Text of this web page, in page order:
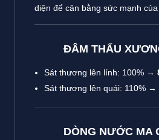
diện để cân bằng sức mạnh
ĐÂM THẤU
Sát thương lên lính: 100% →
Sát thương lên quái: 110% →
DÒNG NƯỚC MA